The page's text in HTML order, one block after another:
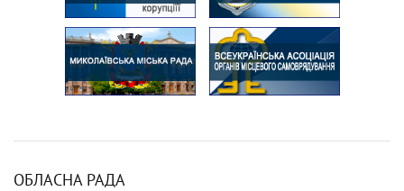
ОБЛАСНА РАДА